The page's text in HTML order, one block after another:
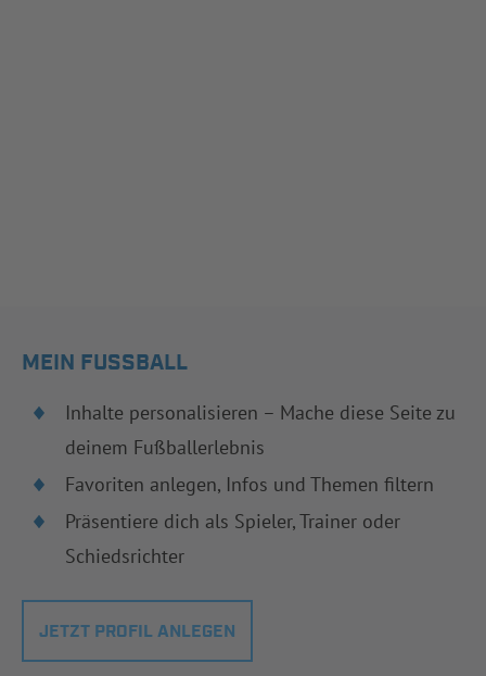
MEIN FUSSBALL
Inhalte personalisieren – Mache diese Seite zu
deinem Fußballerlebnis
Favoriten anlegen, Infos und Themen filtern
Präsentiere dich als Spieler, Trainer oder
Schiedsrichter
JETZT PROFIL ANLEGEN